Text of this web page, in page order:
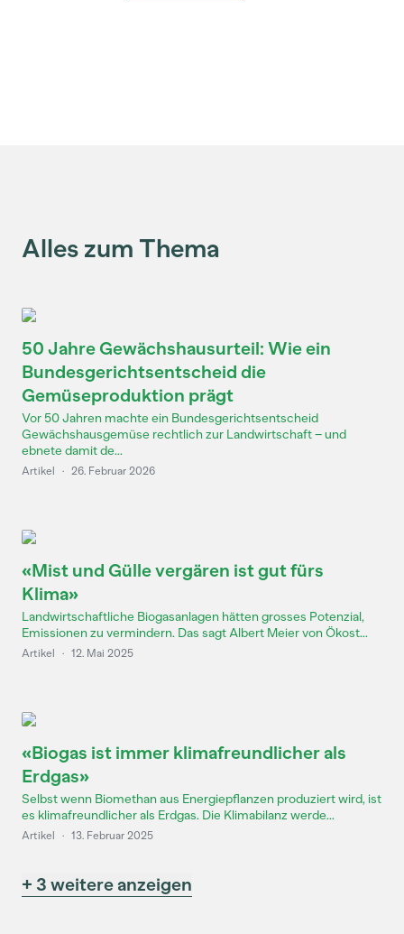
Alles zum Thema
50 Jahre Gewächshausurteil: Wie ein
Bundesgerichtsentscheid die
Gemüseproduktion prägt
Vor 50 Jahren machte ein Bundesgerichtsentscheid
Gewächshausgemüse rechtlich zur Landwirtschaft – und
ebnete damit de...
Artikel · 26. Februar 2026
«Mist und Gülle vergären ist gut fürs
Klima»
Landwirtschaftliche Biogasanlagen hätten grosses Potenzial,
Emissionen zu vermindern. Das sagt Albert Meier von Ökost...
Artikel · 12. Mai 2025
«Biogas ist immer klimafreundlicher als
Erdgas»
Selbst wenn Biomethan aus Energiepflanzen produziert wird, ist
es klimafreundlicher als Erdgas. Die Klimabilanz werde...
Artikel · 13. Februar 2025
+ 3 weitere anzeigen